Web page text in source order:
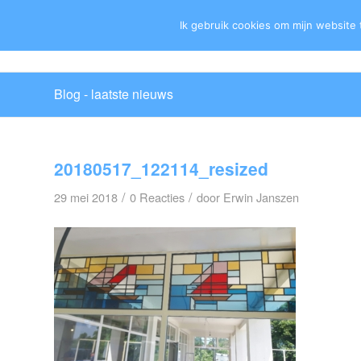
Blog - laatste nieuws
20180517_122114_resized
29 mei 2018 / 0 Reacties / door Erwin Janszen
Ik gebruik cookies om mijn